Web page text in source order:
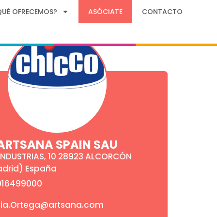
OFRECEMOS? ASÓCIATE CONTACTO
SPAIN SAU
10 28923 ALCORCÓN
España